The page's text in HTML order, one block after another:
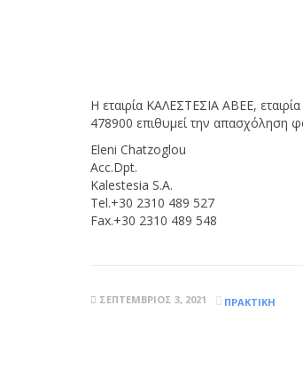
H εταιρία ΚΑΛΕΣΤΕΣΙΑ ΑΒΕΕ,
478900 επιθυμεί την απασχόληση
Eleni Chatzoglou
Acc.Dpt.
Kalestesia S.A.
Tel.+30 2310 489 527
Fax.+30 2310 489 548
ΣΕΠΤΈΜΒΡΙΟΣ 3, 2021 ΠΡΑΚΤΙΚΉ